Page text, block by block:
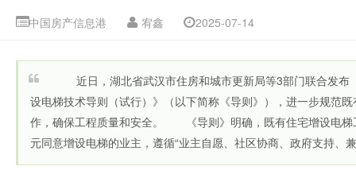
中国房产信息港 宥鑫 2025-07-14
近日，湖北省武汉市住房和城市更新局等3部门联合发布
设电梯技术导则（试行）》（以下简称《导则》），进一步规范
作，确保工程质量和安全。 《导则》明确，既有住宅增设电梯
元同意增设电梯的业主，遵循“业主自愿、社区协商、政府支持、